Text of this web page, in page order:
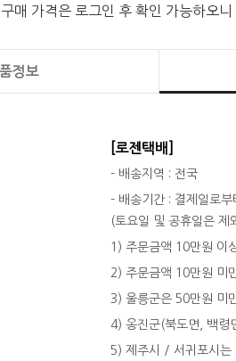
매 가격은 로그인 후 확인 가능하오
정보
[로젠택배]
- 배송지역 : 전국
- 배송기간 : 결제일로
(토요일 및 공휴일은
1) 주문금액 10만원 이
2) 주문금액 10만원 미
3) 울릉군은 50만원 미
4) 옹진군(북도면, 백령
5) 제주시 / 서귀포시는